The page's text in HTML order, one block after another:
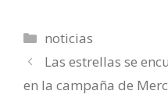
Categorías
noticias
Las estrellas se
en la campaña de